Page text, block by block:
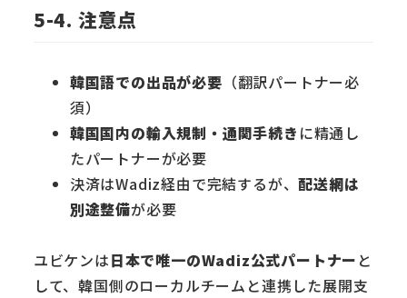
5-4. 注意点
韓国語での出品が必要 （翻訳パートナー必
須）
韓国国内の輸入規制・通関手続き に精通し
たパートナーが必要
決済はWadiz経由で完結するが、配送網は
別途整備が必要
ユビケンは日本で唯一のWadiz公式パートナー と
して、韓国側のローカルチームと連携した展開支